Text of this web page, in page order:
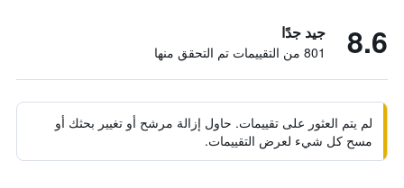
8.6 جيد جدًا
801 من التقييمات تم التحقق منها
لم يتم العثور على تقييمات. حاول إزالة مرشح أو تغيير بحثك أو
مسح كل شيء لعرض التقييمات.